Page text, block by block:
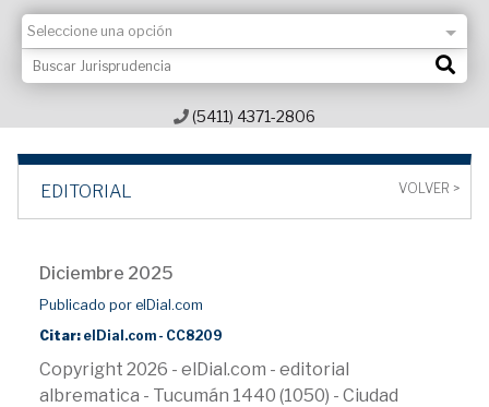
Contacto
(5411) 4371-2806
EDITORIAL VOLVER >
Diciembre 2025
Publicado por elDial.com
Citar: elDial.com - CC8209
Copyright 2026 - elDial.com - editorial
albrematica - Tucumán 1440 (1050) - Ciudad